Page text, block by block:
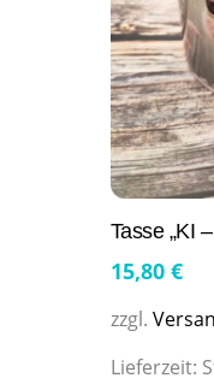
Tasse „KI
15,80 €
zzgl.
Lieferzeit: